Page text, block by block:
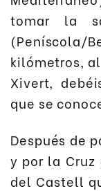
tomar la
kilómetros,
Xivert,
que se
Después de
y por la Cruz
del Castell